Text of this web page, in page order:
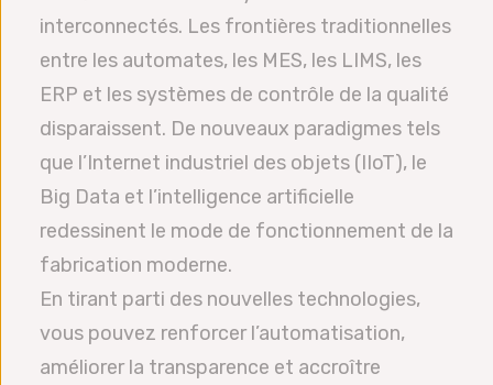
interconnectés. Les frontières traditionnelles
entre les automates, les MES, les LIMS, les
ERP et les systèmes de contrôle de la qualité
disparaissent. De nouveaux paradigmes tels
que l’Internet industriel des objets (IIoT), le
Big Data et l’intelligence artificielle
redessinent le mode de fonctionnement de la
fabrication moderne.
En tirant parti des nouvelles technologies,
vous pouvez renforcer l’automatisation,
améliorer la transparence et accroître